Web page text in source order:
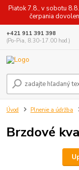
Piatok 7.8., v sobotu
čerpania
+421 911 391 398
(Po-Pia, 8.30-17.00 hod.)
Úvod Plnenie a údržba
Brzdové